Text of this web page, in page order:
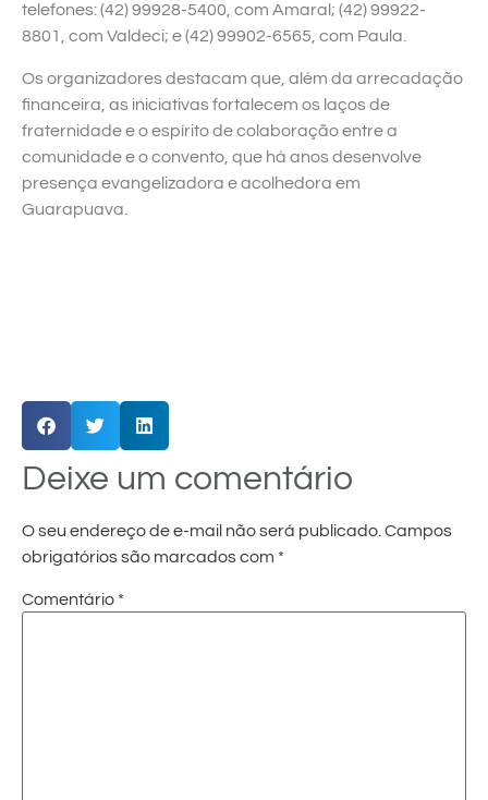
telefones: (42) 99928-5400, com Amaral; (42) 99922-
8801, com Valdeci; e (42) 99902-6565, com Paula.
Os organizadores destacam que, além da arrecadação
financeira, as iniciativas fortalecem os laços de
fraternidade e o espírito de colaboração entre a
comunidade e o convento, que há anos desenvolve
presença evangelizadora e acolhedora em
Guarapuava.
Deixe um comentário
O seu endereço de e-mail não será publicado. Campos
obrigatórios são marcados com *
Comentário *